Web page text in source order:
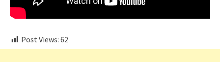
Post Views: 62